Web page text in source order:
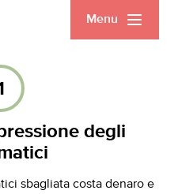
Menu
degli
sbagliata costa denaro e